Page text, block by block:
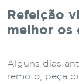
Refeição
melhor os
Alguns dias
remoto, peça